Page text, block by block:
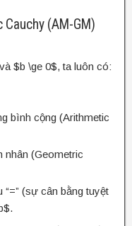
(AM-GM)
$b \ge 0$, ta luôn có:
bình cộng (Arithmetic
nhân (Geometric
“=” (sự cân bằng tuyệt